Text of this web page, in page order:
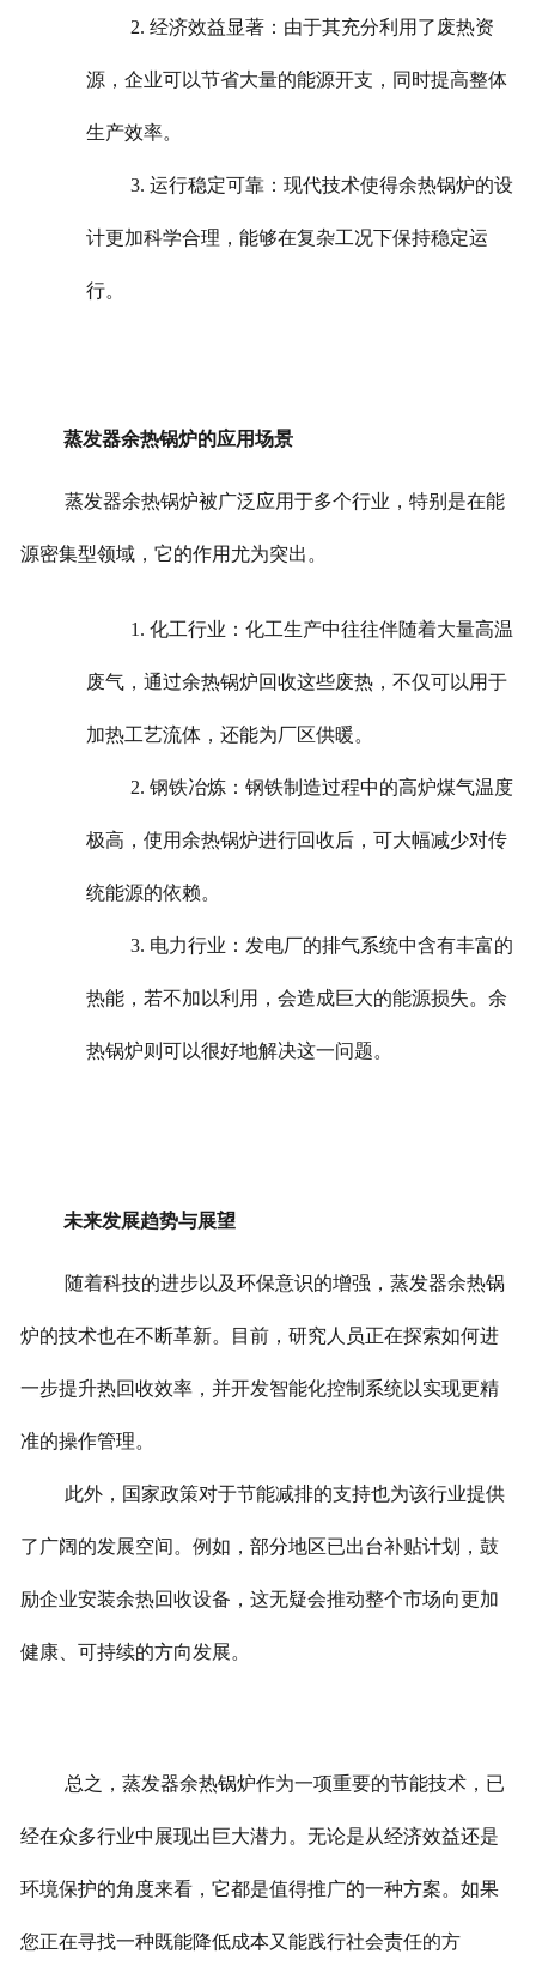
2. 经济效益显著：由于其充分利用了废热资
源，企业可以节省大量的能源开支，同时提高整体
生产效率。
3. 运行稳定可靠：现代技术使得余热锅炉的设
计更加科学合理，能够在复杂工况下保持稳定运
行。
蒸发器余热锅炉的应用场景
蒸发器余热锅炉被广泛应用于多个行业，特别是在能
源密集型领域，它的作用尤为突出。
1. 化工行业：化工生产中往往伴随着大量高温
废气，通过余热锅炉回收这些废热，不仅可以用于
加热工艺流体，还能为厂区供暖。
2. 钢铁冶炼：钢铁制造过程中的高炉煤气温度
极高，使用余热锅炉进行回收后，可大幅减少对传
统能源的依赖。
3. 电力行业：发电厂的排气系统中含有丰富的
热能，若不加以利用，会造成巨大的能源损失。余
热锅炉则可以很好地解决这一问题。
未来发展趋势与展望
随着科技的进步以及环保意识的增强，蒸发器余热锅
炉的技术也在不断革新。目前，研究人员正在探索如何进
一步提升热回收效率，并开发智能化控制系统以实现更精
准的操作管理。
此外，国家政策对于节能减排的支持也为该行业提供
了广阔的发展空间。例如，部分地区已出台补贴计划，鼓
励企业安装余热回收设备，这无疑会推动整个市场向更加
健康、可持续的方向发展。
总之，蒸发器余热锅炉作为一项重要的节能技术，已
经在众多行业中展现出巨大潜力。无论是从经济效益还是
环境保护的角度来看，它都是值得推广的一种方案。 如果
您正在寻找一种既能降低成本又能践行社会责任的方